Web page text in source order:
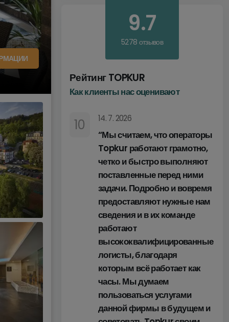
Рейтинг TOPKUR
Как клиенты нас оценивают
9.7
5278 отзывов
10 14. 7. 2026
“Мы считаем, что операторы
Topkur работают грамотно,
четко и быстро выполняют
поставленные перед ними
задачи. Подробно и вовремя
предоставляют нужные нам
сведения и в их команде
работают
высококвалифицированные
логисты, благодаря
которым всё работает как
часы. Мы думаем
пользоваться услугами
данной фирмы в будущем и